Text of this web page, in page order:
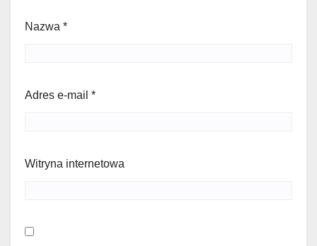
Nazwa *
Adres e-mail *
Witryna internetowa